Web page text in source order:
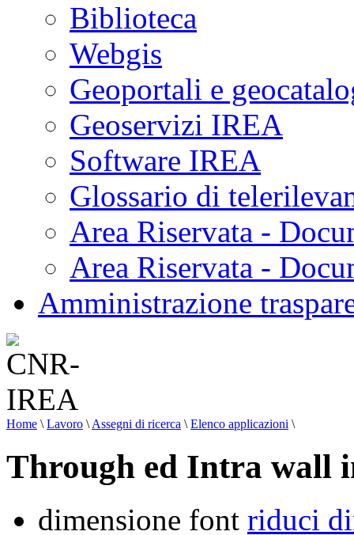
Biblioteca
Webgis
Geoportali e
Geoservizi IREA
Software IREA
Glossario di
Area Riservata -
Area Riservata -
Amministrazione
Home \ Lavoro \ Assegni di ricerca \ Elenco applicazioni \
Through ed Intra wall
dimensione font riduci